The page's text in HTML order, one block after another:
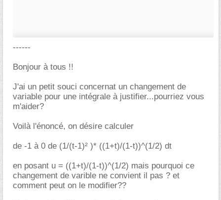
------
Bonjour à tous !!
J'ai un petit souci concernat un changement de
variable pour une intégrale à justifier...pourriez vous
m'aider?
Voilà l'énoncé, on désire calculer
de -1 à 0 de (1/(t-1)² )* ((1+t)/(1-t))^(1/2) dt
en posant u = ((1+t)/(1-t))^(1/2) mais pourquoi ce
changement de varible ne convient il pas ? et
comment peut on le modifier??